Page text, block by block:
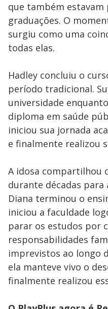
que também estavam
graduações. O
surgiu como uma
todas elas.
Hadley concluiu o
período tradicional.
universidade
diploma em saúde
iniciou sua jornada
e finalmente realizou
A idosa compartilhou
durante décadas para
Diana terminou o
iniciou a faculdade
parar os estudos por
responsabilidades
imprevistos ao longo
ela manteve vivo o
finalmente realizou